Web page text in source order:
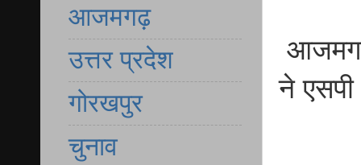
ने एसपी
आजमगढ़
उत्तर प्रदेश
गोरखपुर
चुनाव